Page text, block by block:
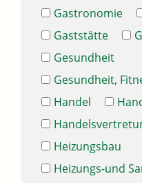
Gastronomie
Gaststätte
Gesundheit
Gesundheit,
Handel
Heizungsbau
Heizungs-und